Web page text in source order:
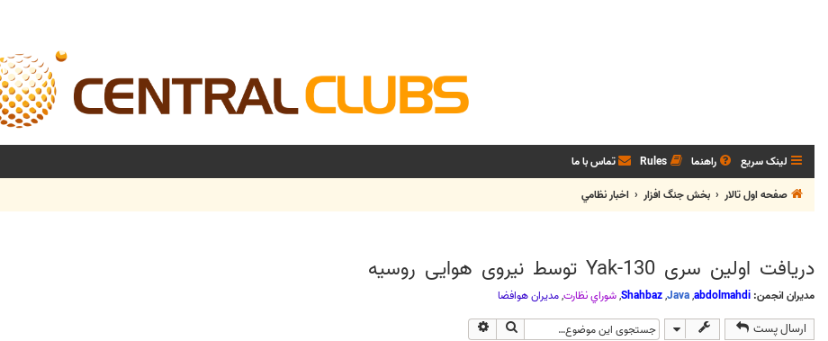
لینک سریع راهنما Rules تماس با ما
صفحه اول تالار
بخش جنگ افزار اخبار نظامي
دریافت اولین سری Yak-130 توسط نیروی هوایی روسیه
مدیران انجمن: abdolmahdi
,
Java
,
Shahbaz
,شوراي نظارت,مديران هوافضا
ارسال پست جستجو